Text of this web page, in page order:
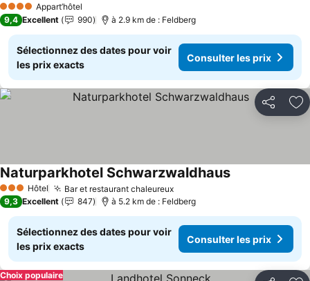
4 Étoiles Appart’hôtel
9,4 Excellent 990 à 2.9 km de : Feldberg
Sélectionnez des dates pour voir
les prix exacts
Consulter les prix
Partager
3 ÉtoilesHôtel Bar et restaurant chaleureuxConsulter les prix
Naturparkhotel SchwarzwaldhausConsulter les
9,3 Excellent 847 à 5.2 km de : Feldberg
Sélectionnez des dates pour voir
les prix exacts
Consulter les prix
Choix populaire